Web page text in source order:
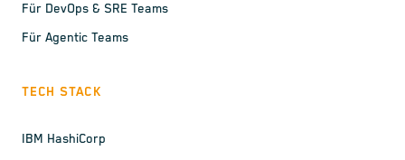
Für DevOps & SRE Teams
Für Agentic Teams
TECH STACK
IBM HashiCorp